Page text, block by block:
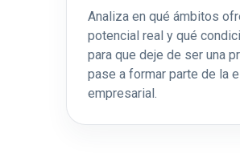
Analiza en qué ámbitos
potencial real y qué
para que deje de ser una
pase a formar parte de la
empresarial.